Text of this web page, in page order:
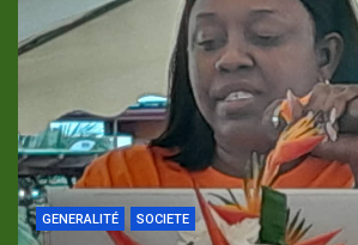
GENERALITÉ SOCIETE